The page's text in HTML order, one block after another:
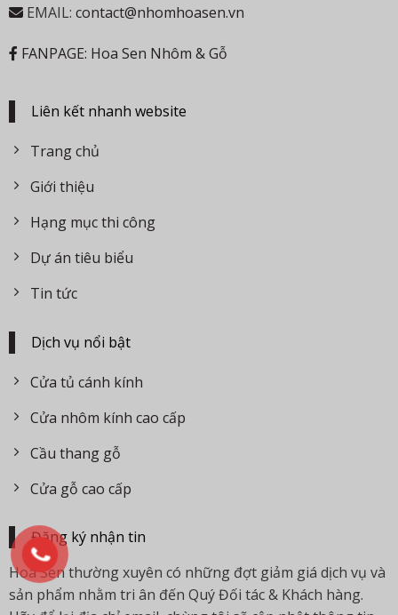
EMAIL: contact@nhomhoasen.vn
FANPAGE: Hoa Sen Nhôm & Gỗ
Liên kết nhanh website
Trang chủ
Giới thiệu
Hạng mục thi công
Dự án tiêu biểu
Tin tức
Dịch vụ nổi bật
Cửa tủ cánh kính
Cửa nhôm kính cao cấp
Cầu thang gỗ
Cửa gỗ cao cấp
Đăng ký nhận tin
Hoa Sen thường xuyên có những đợt giảm giá dịch vụ và
sản phẩm nhằm tri ân đến Quý Đối tác & Khách hàng.